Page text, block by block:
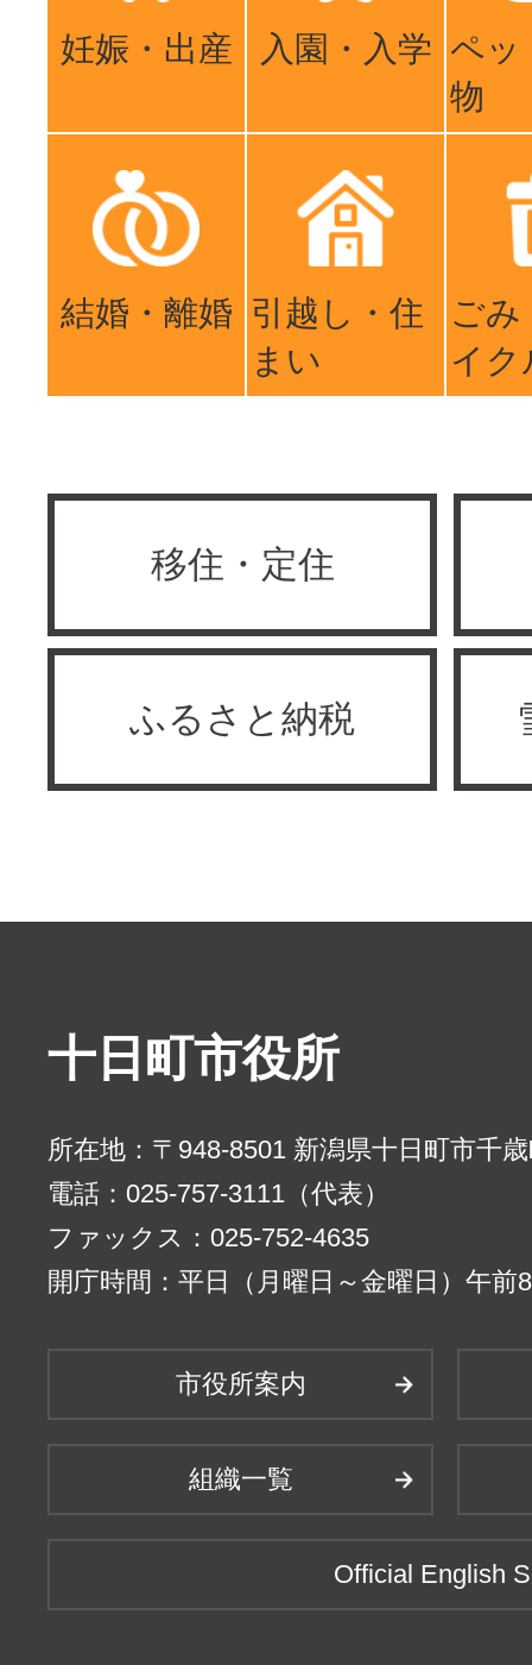
妊娠・出産 入園・入学 ペッ
物
結婚・離婚 引越し・住
まい
ごみ
イク
移住・定住
ふるさと納税
十日町市役所
所在地：〒948-8501 新潟県十日町市千
電話：025-757-3111（代表）
ファックス：025-752-4635
開庁時間：平日（月曜日～金曜日）午前
市役所案内
組織一覧
Official English